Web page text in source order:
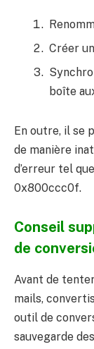
Créer
boîte
En outre, il se
de manière
d’erreur tel
0x800ccc0f.
Conseil
de
Avant de
mails,
outil de
sauvegarde